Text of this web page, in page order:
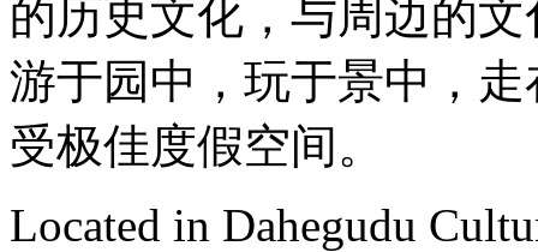
的历史文化，与周边的
游于园中，玩于景中，
受极佳度假空间。
Located in Dahegudu